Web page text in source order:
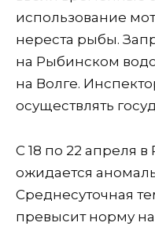
использование
нереста рыбы.
на Рыбинском
на Волге.
осуществлять
С 18 по 22 апреля
ожидается
Среднесуточная
превысит норму на